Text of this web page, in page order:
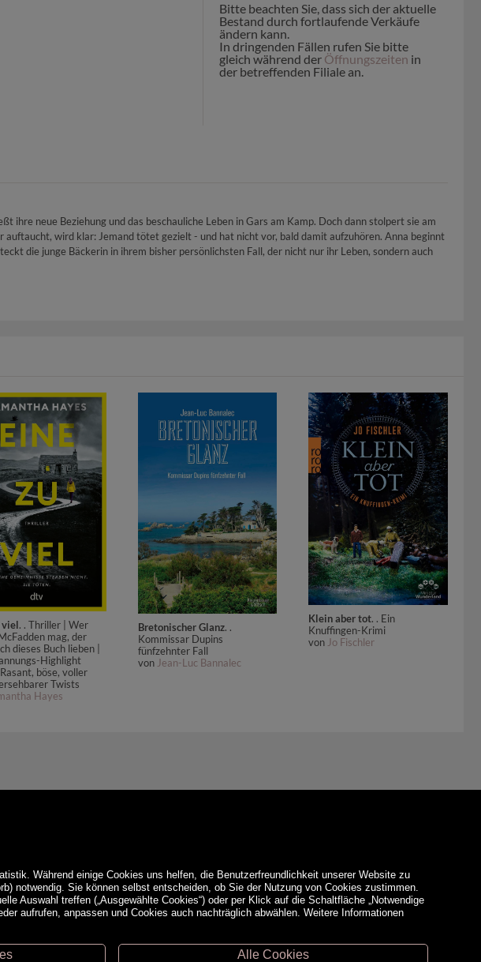
Bitte beachten Sie, dass sich der aktuelle
Bestand durch fortlaufende Verkäufe
ändern kann.
In dringenden Fällen rufen Sie bitte
gleich während der Öffnungszeiten in
der betreffenden Filiale an.
neue Beziehung und das beschauliche Leben in Gars am Kamp. Doch dann stolpert sie am
wird klar: Jemand tötet gezielt - und hat nicht vor, bald damit aufzuhören. Anna beginnt
die junge Bäckerin in ihrem bisher persönlichsten Fall, der nicht nur ihr Leben, sondern auch
viel. . Thriller | Wer
mag, der
dieses Buch lieben |
Highlight
böse, voller
Twists
Hayes
Bretonischer Glanz. .
Kommissar Dupins
fünfzehnter Fall
von Jean-Luc Bannalec
Klein aber tot. . Ein
Knuffingen-Krimi
von Jo Fischler
Während einige Cookies uns helfen, die Benutzerfreundlichkeit unserer Website zu
notwendig. Sie können selbst entscheiden, ob Sie der Nutzung von Cookies zustimmen.
Auswahl treffen („Ausgewählte Cookies“) oder per Klick auf die Schaltfläche „Notwendige
aufrufen, anpassen und Cookies auch nachträglich abwählen. Weitere Informationen
Alle Cookies